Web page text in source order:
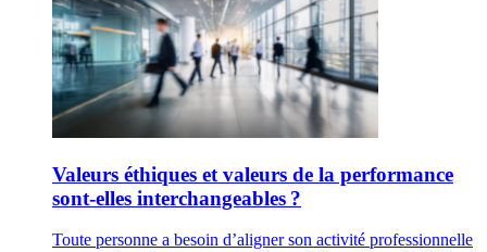
Valeurs éthiques et valeurs de la performance
sont-elles interchangeables ?
Toute personne a besoin d’aligner son activité professionnelle